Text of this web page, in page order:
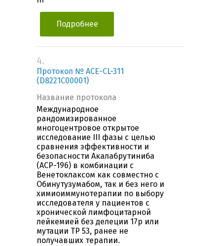
Подробнее
4.
Протокол № ACE-CL-311
(D8221C00001)
Название протокола
Международное
рандомизированное
многоцентровое открытое
исследование III фазы с целью
сравнения эффективности и
безопасности Акалабрутиниба
(ACP-196) в комбинации с
Венетоклаксом как совместно с
Обинутузумабом, так и без него и
химиоиммунотерапии по выбору
исследователя у пациентов с
хронической лимфоцитарной
лейкемией без делеции 17р или
мутации ТР 53, ранее не
получавших терапии.